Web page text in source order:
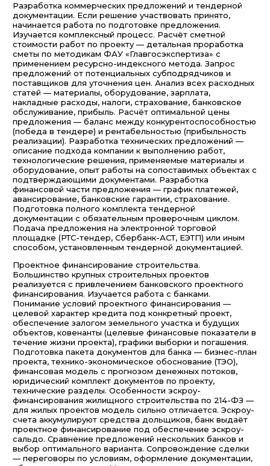
Разработка коммерческих предложений и тендерной
документации. Если решение участвовать принято,
начинается работа по подготовке предложения.
Изучается комплексный процесс. Расчёт сметной
стоимости работ по проекту — детальная проработка
сметы по методикам ФАУ «Главгосэкспертиза» с
применением ресурсно-индексного метода. Запрос
предложений от потенциальных субподрядчиков и
поставщиков для уточнения цен. Анализ всех расходных
статей — материалы, оборудование, зарплата,
накладные расходы, налоги, страхование, банковское
обслуживание, прибыль. Расчёт оптимальной цены
предложения — баланс между конкурентоспособностью
(победа в тендере) и рентабельностью (прибыльность
реализации). Разработка технических предложений —
описание подхода компании к выполнению работ,
технологические решения, применяемые материалы и
оборудование, опыт работы на сопоставимых объектах с
подтверждающими документами. Разработка
финансовой части предложения — график платежей,
авансирование, банковские гарантии, страхование.
Подготовка полного комплекта тендерной
документации с обязательным проверочным циклом.
Подача предложения на электронной торговой
площадке (РТС-тендер, Сбербанк-АСТ, ЕЭТП) или иным
способом, установленным тендерной документацией.
Проектное финансирование строительства.
Большинство крупных строительных проектов
реализуется с привлечением банковского проектного
финансирования. Изучается работа с банками.
Понимание условий проектного финансирования —
целевой характер кредита под конкретный проект,
обеспечение залогом земельного участка и будущих
объектов, ковенанты (целевые финансовые показатели в
течение жизни проекта), графики выборки и погашения.
Подготовка пакета документов для банка — бизнес-план
проекта, технико-экономическое обоснование (ТЭО),
финансовая модель с прогнозом денежных потоков,
юридический комплект документов по проекту,
технические разделы. Особенности эскроу-
финансирования жилищного строительства по 214-ФЗ —
для жилых проектов модель сильно отличается. Эскроу-
счета аккумулируют средства дольщиков, банк выдаёт
проектное финансирование под обеспечение эскроу-
сальдо. Сравнение предложений нескольких банков и
выбор оптимального варианта. Сопровождение сделки
— переговоры по условиям, оформление документации,